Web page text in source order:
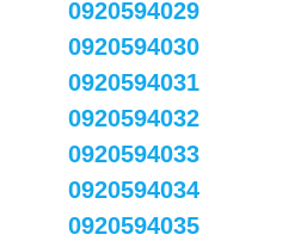
0920594029
0920594030
0920594031
0920594032
0920594033
0920594034
0920594035